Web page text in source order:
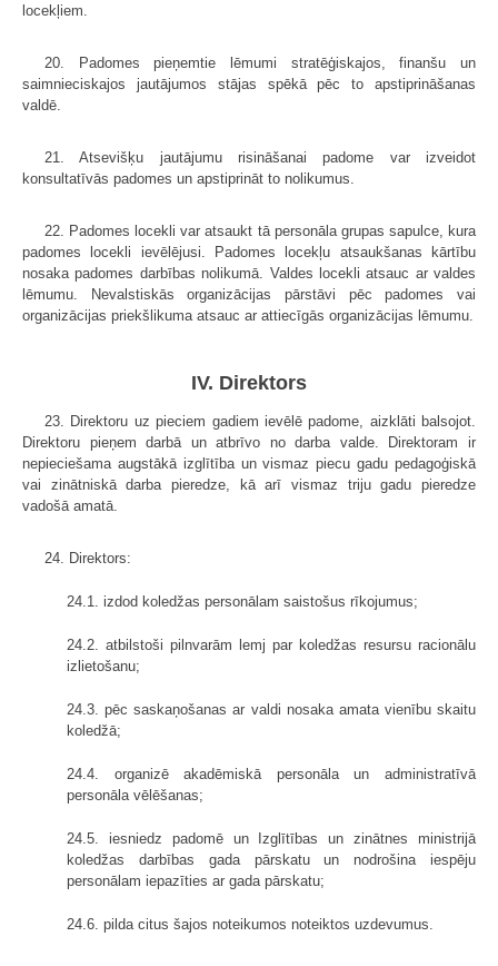
locekļiem.
20. Padomes pieņemtie lēmumi stratēģiskajos, finanšu un
saimnieciskajos jautājumos stājas spēkā pēc to apstiprināšanas
valdē.
21. Atsevišķu jautājumu risināšanai padome var izveidot
konsultatīvās padomes un apstiprināt to nolikumus.
22. Padomes locekli var atsaukt tā personāla grupas sapulce, kura
padomes locekli ievēlējusi. Padomes locekļu atsaukšanas kārtību
nosaka padomes darbības nolikumā. Valdes locekli atsauc ar valdes
lēmumu. Nevalstiskās organizācijas pārstāvi pēc padomes vai
organizācijas priekšlikuma atsauc ar attiecīgās organizācijas lēmumu.
IV. Direktors
23. Direktoru uz pieciem gadiem ievēlē padome, aizklāti balsojot.
Direktoru pieņem darbā un atbrīvo no darba valde. Direktoram ir
nepieciešama augstākā izglītība un vismaz piecu gadu pedagoģiskā
vai zinātniskā darba pieredze, kā arī vismaz triju gadu pieredze
vadošā amatā.
24. Direktors:
24.1. izdod koledžas personālam saistošus rīkojumus;
24.2. atbilstoši pilnvarām lemj par koledžas resursu racionālu
izlietošanu;
24.3. pēc saskaņošanas ar valdi nosaka amata vienību skaitu
koledžā;
24.4. organizē akadēmiskā personāla un administratīvā
personāla vēlēšanas;
24.5. iesniedz padomē un Izglītības un zinātnes ministrijā
koledžas darbības gada pārskatu un nodrošina iespēju
personālam iepazīties ar gada pārskatu;
24.6. pilda citus šajos noteikumos noteiktos uzdevumus.